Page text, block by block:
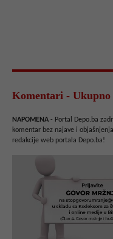
Komentari - Ukupno
NAPOMENA - Portal Depo.ba
komentar bez najave i
redakcije web portala Depo.ba!